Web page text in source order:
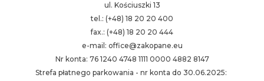
ul. Kościuszki 13
tel.: (+48) 18 20 20 400
fax.: (+48) 18 20 20 444
e-mail: office@zakopane.eu
Nr konta: 76 1240 4748 1111 0000 4882 8147
Strefa płatnego parkowania - nr konta do 30.06.2025: